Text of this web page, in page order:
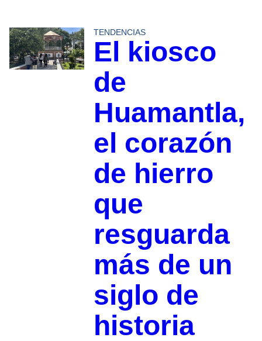
TENDENCIAS
El kiosco
de
Huamantla,
el corazón
de hierro
que
resguarda
más de un
siglo de
historia